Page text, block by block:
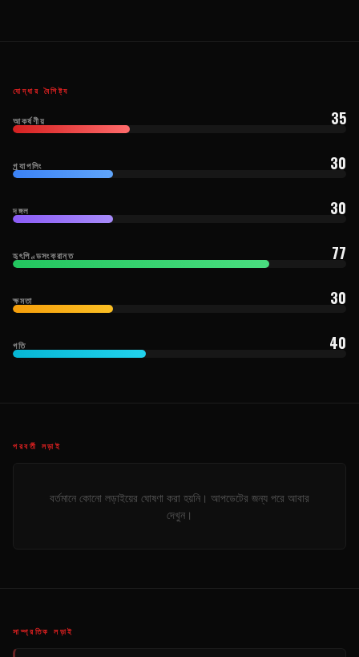
যোদ্ধার বৈশিষ্ট্য
আকর্ষণীয় 35
গ্র্যাপলিং 30
দঙ্গল 30
হৃৎপিণ্ডসংক্রান্ত 77
ক্ষমতা 30
গতি 40
পরবর্তী লড়াই
বর্তমানে কোনো লড়াইয়ের ঘোষণা করা হয়নি। আপডেটের জন্য পরে আবার
দেখুন।
সাম্প্রতিক লড়াই